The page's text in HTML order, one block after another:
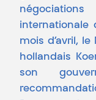
internationale
mois d’avril,
hollandais
son